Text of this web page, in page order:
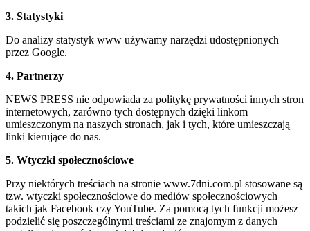
3. Statystyki
Do analizy statystyk www używamy narzędzi udostępnionych
przez Google.
4. Partnerzy
NEWS PRESS nie odpowiada za politykę prywatności innych stron
internetowych, zarówno tych dostępnych dzięki linkom
umieszczonym na naszych stronach, jak i tych, które umieszczają
linki kierujące do nas.
5. Wtyczki społecznościowe
Przy niektórych treściach na stronie www.7dni.com.pl stosowane są
tzw. wtyczki społecznościowe do mediów społecznościowych
takich jak Facebook czy YouTube. Za pomocą tych funkcji możesz
podzielić się poszczególnymi treściami ze znajomym z danych